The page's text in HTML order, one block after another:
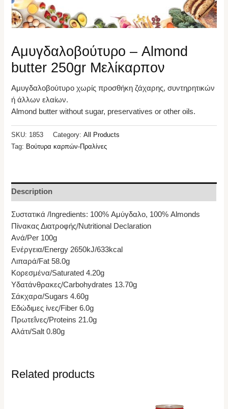
Αμυγδαλοβούτυρο – Almond
butter 250gr Μελίκαρπον
Αμυγδαλοβούτυρο χωρίς προσθήκη ζάχαρης, συντηρητικών
ή άλλων ελαίων.
Almond butter without sugar, preservatives or other oils.
SKU: 1853 Category:All Products
Tag: Βούτυρα καρπών-Πραλίνες
Description
Συστατικά /Ingredients: 100% Αμύγδαλο, 100% Almonds
Πίνακας Διατροφής/Nutritional Declaration
Ανά/Per 100g
Ενέργεια/Energy 2650kJ/633kcal
Λιπαρά/Fat 58.0g
Κορεσμένα/Saturated 4.20g
Υδατάνθρακες/Carbohydrates 13.70g
Σάκχαρα/Sugars 4.60g
Εδώδιμες ίνες/Fiber 6.0g
Πρωτεΐνες/Proteins 21.0g
Αλάτι/Salt 0.80g
Related products